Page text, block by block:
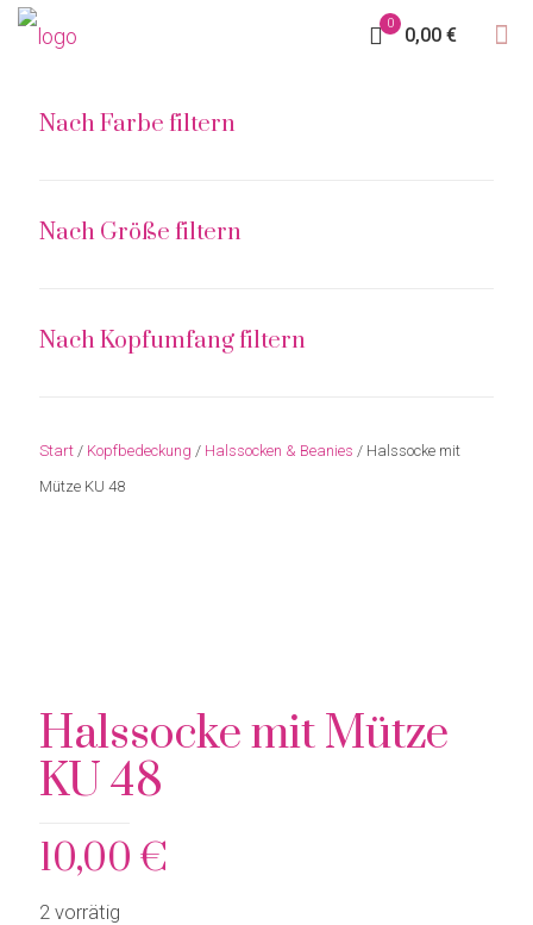
0
0,00 €
Halssocke mit Mütze
KU 48
10,00 €
2 vorrätig
Nach Farbe filtern
Nach Größe filtern
Nach Kopfumfang filtern
Start / Kopfbedeckung / Halssocken & Beanies / Halssocke mit
Mütze KU 48